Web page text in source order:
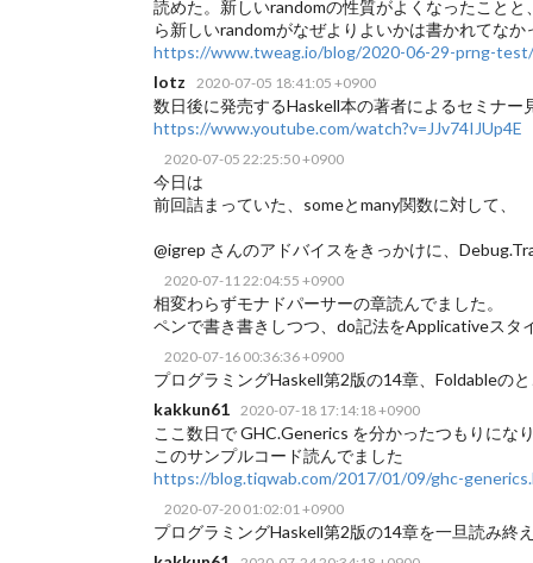
読めた。新しいrandomの性質がよくなったこと
ら新しいrandomがなぜよりよいかは書かれてなか
https://www.tweag.io/blog/2020-06-29-prng-test/
lotz
2020-07-05 18:41:05 +0900
数日後に発売するHaskell本の著者によるセミナー
https://www.youtube.com/watch?v=JJv74IJUp4E
2020-07-05 22:25:50 +0900
今日は
前回詰まっていた、someとmany関数に対して、
@igrep さんのアドバイスをきっかけに、
2020-07-11 22:04:55 +0900
相変わらずモナドパーサーの章読んでました。
ペンで書き書きしつつ、do記法をApplicativeスタ
2020-07-16 00:36:36 +0900
プログラミングHaskell第2版の14章、Foldableの
kakkun61
2020-07-18 17:14:18 +0900
ここ数日で GHC.Generics を分かったつもりにな
このサンプルコード読んでました
https://blog.tiqwab.com/2017/01/09/ghc-
2020-07-20 01:02:01 +0900
プログラミングHaskell第2版の14章を一旦読み終